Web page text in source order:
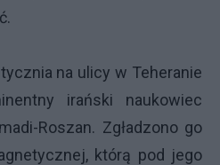
na ulicy w Teheranie
irański naukowiec
Roszan. Zgładzono go
którą pod jego